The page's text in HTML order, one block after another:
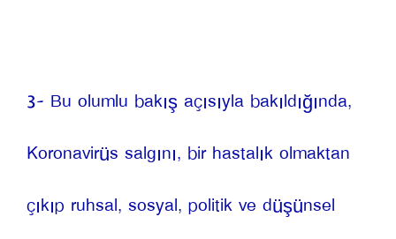
3- Bu olumlu bakış açısıyla bakıldığında,
Koronavirüs salgını, bir hastalık olmaktan
çıkıp ruhsal, sosyal, politik ve düşünsel